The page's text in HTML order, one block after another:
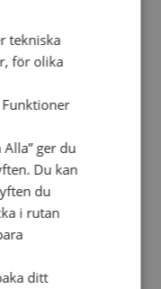
tekniska
för olika
ger du
Du kan
du
i rutan
ditt